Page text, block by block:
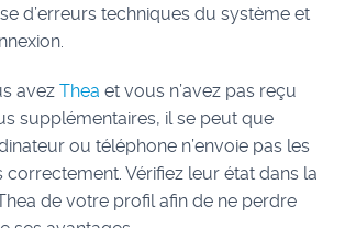
d’erreurs techniques du système et
avezThea et vous n’avez pas reçu
supplémentaires, il se peut que
ou téléphone n’envoie pas les
correctement. Vérifiez leur état dans la
de votre profil afin de ne perdre